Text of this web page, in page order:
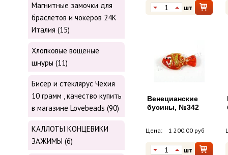
Магнитные замочки для
браслетов и чокеров 24К
Италия (15)
Хлопковые вощеные
шнуры (11)
Бисер и стеклярус Чехия
10 грамм , качество купить
в магазине Lovebeads (90)
КАЛЛОТЫ КОНЦЕВИКИ
ЗАЖИМЫ (6)
шт
Венецианские
бусины, №342
Цена: 1 200.00 руб
шт